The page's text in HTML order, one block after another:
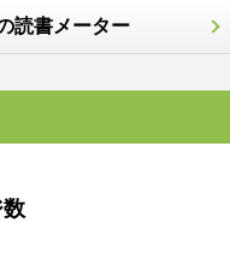
読書メーター